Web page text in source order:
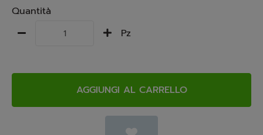
Quantità
Pz
AGGIUNGI AL CARRELLO